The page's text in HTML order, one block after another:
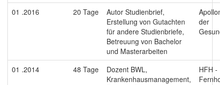
01 .2016 20 Tage
Autor Studienbrief,
Erstellung von Gutachten
für andere Studienbriefe,
Betreuung von Bachelor
und Masterarbeiten
der
01 .2014 48 Tage
Dozent BWL,
Krankenhausmanagement,
HFH -